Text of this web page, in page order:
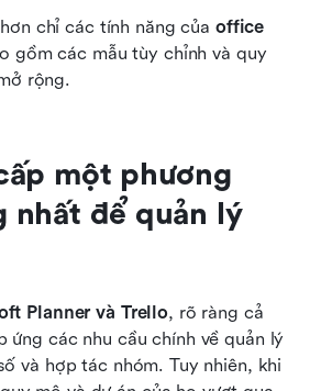
chỉ các tính năng của office
gồm các mẫu tùy chỉnh và quy
rộng.
một phương
nhất để quản lý
Planner và Trello, rõ ràng cả
ứng các nhu cầu chính về quản lý
và hợp tác nhóm. Tuy nhiên, khi